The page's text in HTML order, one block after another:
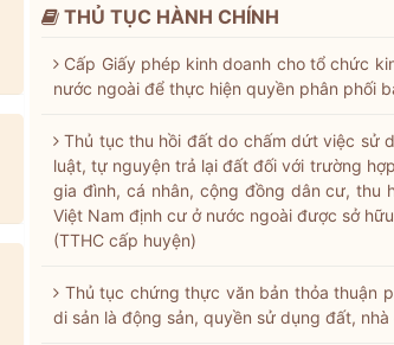
THỦ TỤC HÀNH CHÍNH
Cấp Giấy phép kinh doanh cho tổ chức
nước ngoài để thực hiện quyền phân phối
Thủ tục thu hồi đất do chấm dứt việc sử
luật, tự nguyện trả lại đất đối với trường
gia đình, cá nhân, cộng đồng dân cư, thu
Việt Nam định cư ở nước ngoài được sở
(TTHC cấp huyện)
Thủ tục chứng thực văn bản thỏa thuận
di sản là động sản, quyền sử dụng đất, nhà